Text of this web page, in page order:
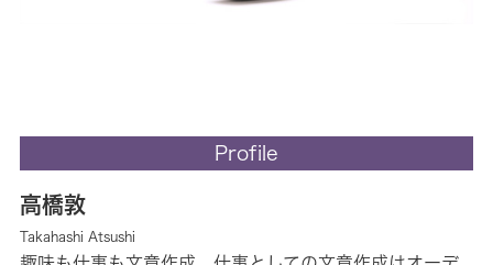
Profile
高橋敦
Takahashi Atsushi